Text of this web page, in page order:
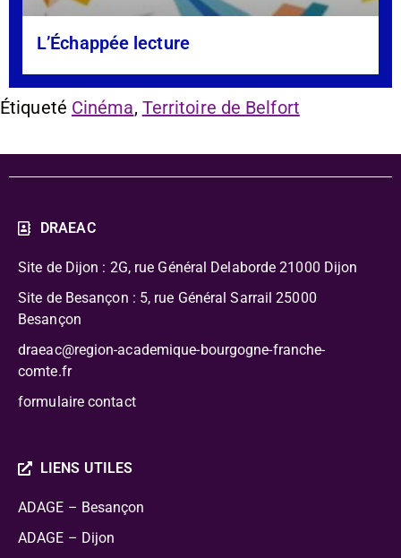
L’Échappée lecture
Étiqueté Cinéma, Territoire de Belfort
DRAEAC
Site de Dijon : 2G, rue Général Delaborde 21000 Dijon
Site de Besançon : 5, rue Général Sarrail 25000
Besançon
draeac@region-academique-bourgogne-franche-
comte.fr
formulaire contact
LIENS UTILES
ADAGE – Besançon
ADAGE – Dijon